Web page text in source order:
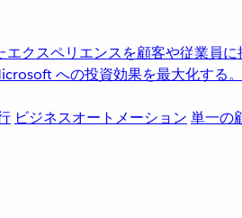
クスペリエンスを顧客や従業員に
への投資効果を最大化する。
ビジネスオートメーション 単一の